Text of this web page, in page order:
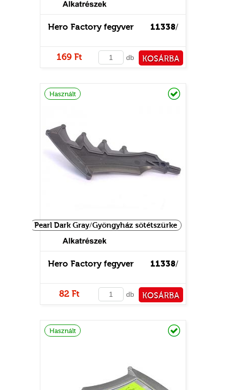
11338/
Hero Factory fegyver
169 Ft db KOSÁRBA
Használt
Pearl Dark Gray/Gyöngyház sötétszürke
11338/
Hero Factory fegyver
82 Ft db KOSÁRBA
Használt